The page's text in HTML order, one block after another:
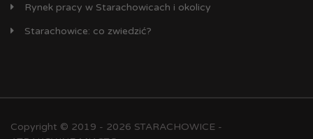
Rynek pracy w Starachowicach i okolicy
Starachowice: co zwiedzić?
Copyright © 2019 - 2026 STARACHOWICE -